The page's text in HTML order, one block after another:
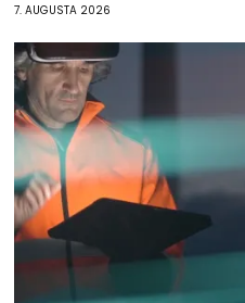
7. AUGUSTA 2026